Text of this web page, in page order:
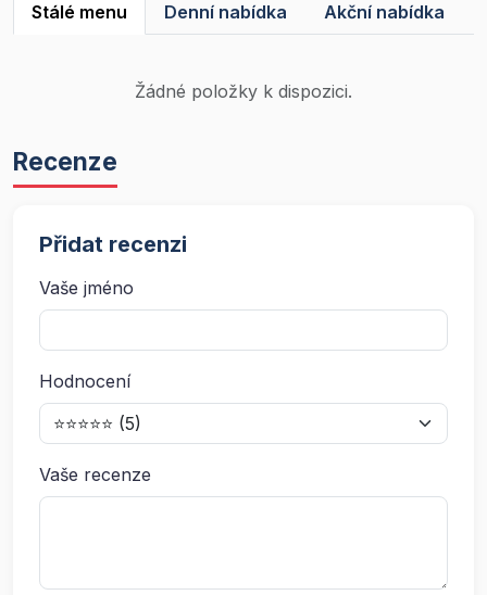
Stálé menu Denní nabídka Akční nabídka
Žádné položky k dispozici.
Recenze
Přidat recenzi
Vaše jméno
Hodnocení
Vaše recenze